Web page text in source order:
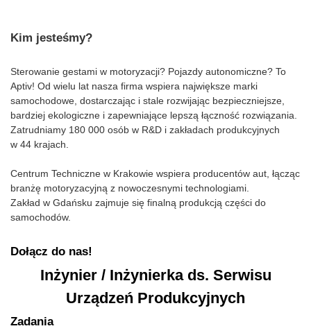
Kim jesteśmy?
Sterowanie gestami w motoryzacji? Pojazdy autonomiczne? To
Aptiv! Od wielu lat nasza firma wspiera największe marki
samochodowe, dostarczając i stale rozwijając bezpieczniejsze,
bardziej ekologiczne i zapewniające lepszą łączność rozwiązania.
Zatrudniamy 180 000 osób w R&D i zakładach produkcyjnych
w 44 krajach.
Centrum Techniczne w Krakowie wspiera producentów aut, łącząc
branżę motoryzacyjną z nowoczesnymi technologiami.
Zakład w Gdańsku zajmuje się finalną produkcją części do
samochodów.
Dołącz do nas!
Inżynier / Inżynierka ds. Serwisu
Urządzeń Produkcyjnych
Zadania